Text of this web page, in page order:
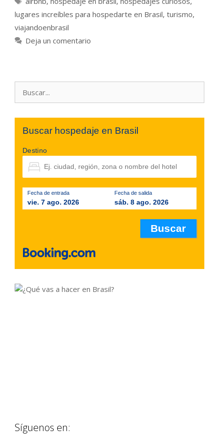
lugares increíbles para hospedarte en Brasil, turismo,
viajandoenbrasil
Deja un comentario
Buscar hospedaje en Brasil
Destino
Fecha de entrada
vie. 7 ago. 2026
Fecha de salida
sáb. 8 ago. 2026
Síguenos en: